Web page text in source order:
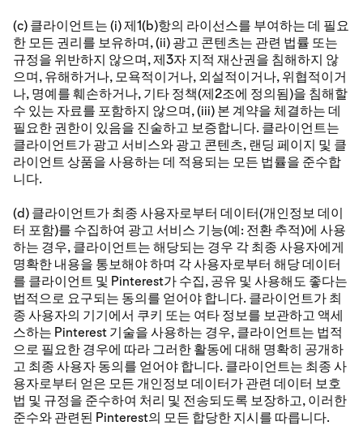
(c) 클라이언트는 (i) 제1(b)항의 라이선스를 부여하는 데 필요
한 모든 권리를 보유하며, (ii) 광고 콘텐츠는 관련 법률 또는
규정을 위반하지 않으며, 제3자 지적 재산권을 침해하지 않
으며, 유해하거나, 모욕적이거나, 외설적이거나, 위협적이거
나, 명예를 훼손하거나, 기타 정책(제2조에 정의됨)을 침해할
수 있는 자료를 포함하지 않으며, (iii) 본 계약을 체결하는 데
필요한 권한이 있음을 진술하고 보증합니다. 클라이언트는
클라이언트가 광고 서비스와 광고 콘텐츠, 랜딩 페이지 및 클
라이언트 상품을 사용하는 데 적용되는 모든 법률을 준수합
니다.
(d) 클라이언트가 최종 사용자로부터 데이터(개인정보 데이
터 포함)를 수집하여 광고 서비스 기능(예: 전환 추적)에 사용
하는 경우, 클라이언트는 해당되는 경우 각 최종 사용자에게
명확한 내용을 통보해야 하며 각 사용자로부터 해당 데이터
를 클라이언트 및 Pinterest가 수집, 공유 및 사용해도 좋다는
법적으로 요구되는 동의를 얻어야 합니다. 클라이언트가 최
종 사용자의 기기에서 쿠키 또는 여타 정보를 보관하고 액세
스하는 Pinterest 기술을 사용하는 경우, 클라이언트는 법적
으로 필요한 경우에 따라 그러한 활동에 대해 명확히 공개하
고 최종 사용자 동의를 얻어야 합니다. 클라이언트는 최종 사
용자로부터 얻은 모든 개인정보 데이터가 관련 데이터 보호
법 및 규정을 준수하여 처리 및 전송되도록 보장하고, 이러한
준수와 관련된 Pinterest의 모든 합당한 지시를 따릅니다.